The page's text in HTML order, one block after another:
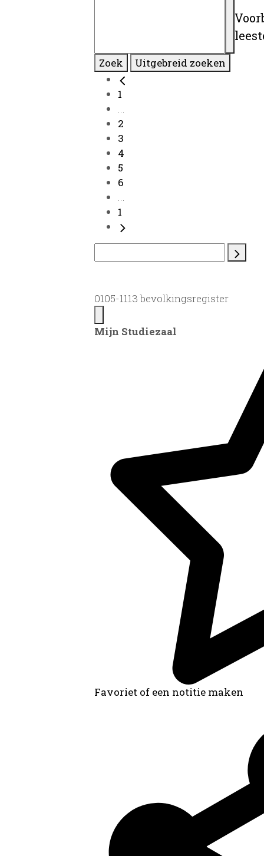
Zoek Uitgebreid zoeken
1
...
2
3
4
5
6
...
1
0105-1113 bevolkingsregister
Mijn Studiezaal
Favoriet of een notitie maken